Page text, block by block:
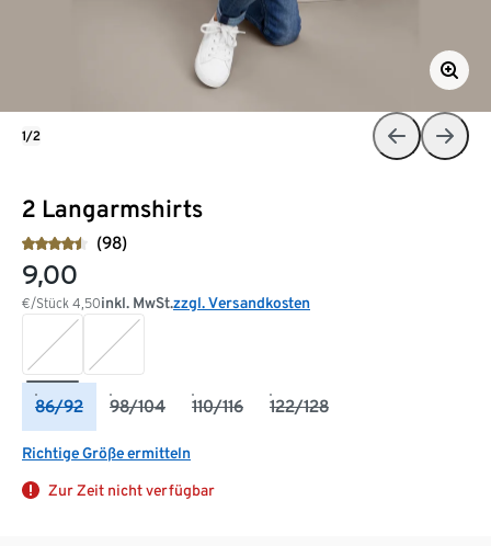
2 Langarmshirts
(98)
9,00
€/Stück 4,50inkl. MwSt.zzgl. Versandkosten
86/92 98/104 110/116 122/128
Richtige Größe ermitteln
Zur Zeit nicht verfügbar
1/2